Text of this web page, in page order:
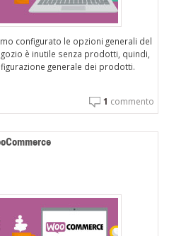
configurato le opzioni generali del
è inutile senza prodotti, quindi,
generale dei prodotti.
1 commento